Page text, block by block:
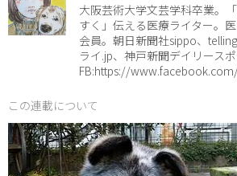
大阪芸術大学文芸学科卒業。
すく」伝える医療ライター。
会員。朝日新聞社sippo、
ライ.jp、神戸新聞デイリース
FB:https://
この連載について